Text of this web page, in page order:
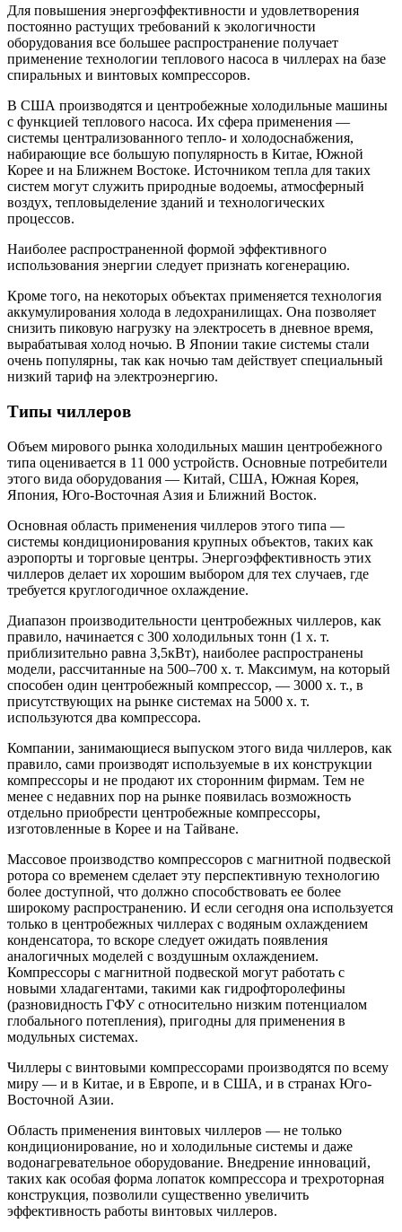
Для повышения энергоэффективности и удовлетворения
постоянно растущих требований к экологичности
оборудования все большее распространение получает
применение технологии теплового насоса в чиллерах на базе
спиральных и винтовых компрессоров.
В США производятся и центробежные холодильные машины
с функцией теплового насоса. Их сфера применения —
системы централизованного тепло- и холодоснабжения,
набирающие все большую популярность в Китае, Южной
Корее и на Ближнем Востоке. Источником тепла для таких
систем могут служить природные водоемы, атмосферный
воздух, тепловыделение зданий и технологических
процессов.
Наиболее распространенной формой эффективного
использования энергии следует признать когенерацию.
Кроме того, на некоторых объектах применяется технология
аккумулирования холода в ледохранилищах. Она позволяет
снизить пиковую нагрузку на электросеть в дневное время,
вырабатывая холод ночью. В Японии такие системы стали
очень популярны, так как ночью там действует специальный
низкий тариф на электроэнергию.
Типы чиллеров
Объем мирового рынка холодильных машин центробежного
типа оценивается в 11 000 устройств. Основные потребители
этого вида оборудования — Китай, США, Южная Корея,
Япония, Юго-Восточная Азия и Ближний Восток.
Основная область применения чиллеров этого типа —
системы кондиционирования крупных объектов, таких как
аэропорты и торговые центры. Энергоэффективность этих
чиллеров делает их хорошим выбором для тех случаев, где
требуется кругло­годичное охлаждение.
Диапазон производительности центробежных чиллеров, как
правило, начинается с 300 холодильных тонн (1 х. т.
приблизительно равна 3,5кВт), наиболее распространены
модели, рассчитанные на 500–700 х. т. Максимум, на который
способен один центробежный компрессор, — 3000 х. т., в
присутствующих на рынке системах на 5000 х. т.
используются два компрессора.
Компании, занимающиеся выпуском этого вида чиллеров, как
правило, сами производят используемые в их конструкции
компрессоры и не продают их сторонним фирмам. Тем не
менее с недавних пор на рынке появилась возможность
отдельно приобрести центробежные компрессоры,
изготовленные в Корее и на Тайване.
Массовое производство компрессоров с магнитной подвеской
ротора со временем сделает эту перспективную технологию
более доступной, что должно способствовать ее более
широкому распространению. И если сегодня она используется
только в центробежных чиллерах с водяным охлаждением
конденсатора, то вскоре следует ожидать появления
аналогичных моделей с воздушным охлаждением.
Компрессоры с магнитной подвеской могут работать с
новыми хладагентами, такими как гидрофторолефины
(разновидность ГФУ с относительно низким потенциалом
глобального потепления), пригодны для применения в
модульных системах.
Чиллеры с винтовыми компрессорами производятся по всему
миру — и в Китае, и в Европе, и в США, и в странах Юго-
Восточной Азии.
Область применения винтовых чиллеров — не только
кондиционирование, но и холодильные системы и даже
водонагревательное оборудование. Внедрение инноваций,
таких как особая форма лопаток компрессора и трехроторная
конструкция, позволили существенно увеличить
эффективность работы винтовых чиллеров.